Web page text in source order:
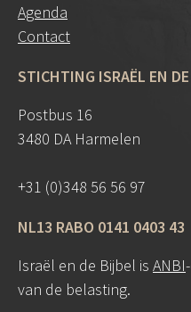
Agenda
Contact
STICHTING ISRAËL EN
Postbus 16
3480 DA Harmelen
+31 (0)348 56 56 97
NL13 RABO 0141 0403 43
Israël en de Bijbel is ANBI
van de belasting.